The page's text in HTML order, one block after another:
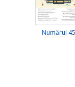
Numărul 45